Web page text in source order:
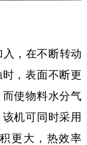
，在不断转动
，表面不断更
使物料水分气
机可同时采用
更大，热效率